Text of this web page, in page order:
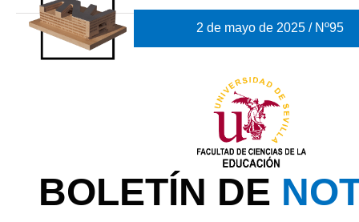
2 de mayo de 2025 / Nº95
BOLETÍN DE